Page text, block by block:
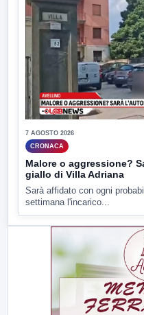
7 AGOSTO 2026
CRONACA
Malore o aggressione?
giallo di Villa Adriana
Sarà affidato con ogni
settimana l'incarico...